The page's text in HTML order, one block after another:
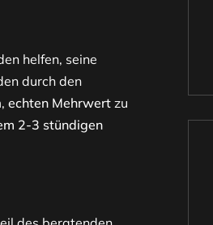
helfen, seine
durch den
echten Mehrwert zu
2-3 stündigen